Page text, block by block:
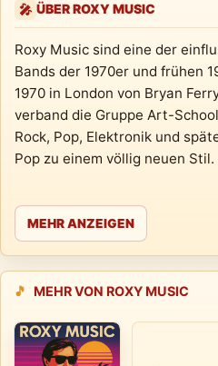
🎤 ÜBER ROXY MUSIC
Roxy Music sind eine der
Bands der 1970er und frühen
1970 in London von Bryan
verband die Gruppe Art-
Rock, Pop, Elektronik und
Pop zu einem völlig neuen Stil.
MEHR ANZEIGEN
🎵 MEHR VON ROXY MUSIC